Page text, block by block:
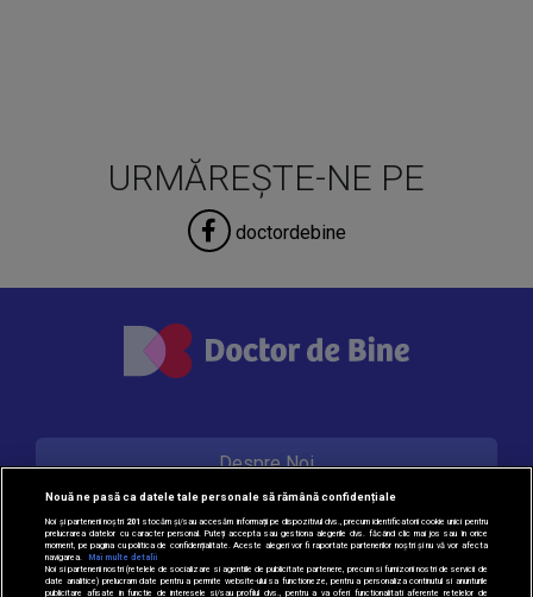
URMĂREȘTE-NE PE
doctordebine
Despre Noi
Contact
Nouă ne pasă ca datele tale personale să rămână confidențiale
Noi și partenerii noștri 201 stocăm și/sau accesăm informații pe dispozitivul dvs., precum identificatorii cookie unici pentru
prelucrarea datelor cu caracter personal. Puteți accepta sau gestiona alegerile dvs. făcând clic mai jos sau în orice
moment, pe pagina cu politica de confidențialitate. Aceste alegeri vor fi raportate partenerilor noștri și nu vă vor afecta
navigarea.
Mai multe detalii
Noi si partenerii nostri (retelele de socializare si agentiile de publicitate partenere, precum si furnizorii nostri de servicii de
date analitice) prelucram date pentru a permite website-ului sa functioneze, pentru a personaliza continutul si anunturile
publicitare afisate in functie de interesele si/sau profilul dvs., pentru a va oferi functionalitati aferente retelelor de